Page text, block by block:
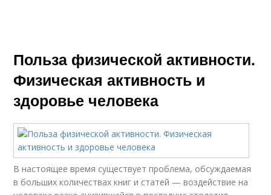
Польза физической активности.
Физическая активность и
здоровье человека
В настоящее время существует проблема, обсуждаемая
в больших количествах книг и статей — воздействие на